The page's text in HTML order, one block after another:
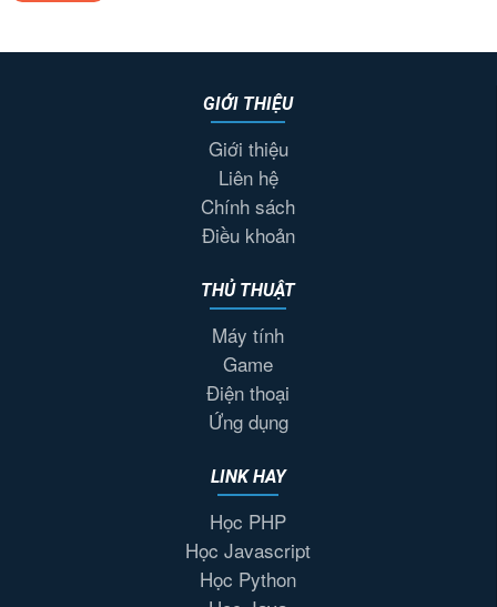
GIỚI THIỆU
Giới thiệu
Liên hệ
Chính sách
Điều khoản
THỦ THUẬT
Máy tính
Game
Điện thoại
Ứng dụng
LINK HAY
Học PHP
Học Javascript
Học Python